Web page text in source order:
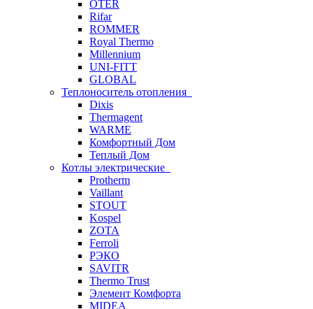
OTER
Rifar
ROMMER
Royal Thermo
Millennium
UNI-FITT
GLOBAL
Теплоноситель отопления
Dixis
Thermagent
WARME
Комфортный Дом
Теплый Дом
Котлы электрические
Protherm
Vaillant
STOUT
Kospel
ZOTA
Ferroli
РЭКО
SAVITR
Thermo Trust
Элемент Комфорта
MIDEA